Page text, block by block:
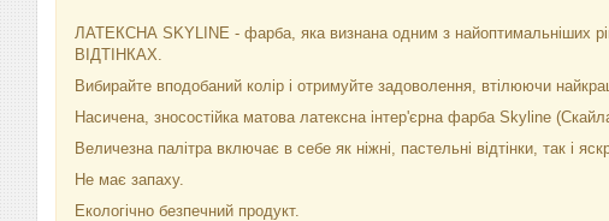
ЛАТЕКСНА SKYLINE - фарба, яка визнана одним з
ВІДТІНКАХ.
Вибирайте вподобаний колір і отримуйте задоволення, втілюючи
Насичена, зносостійка матова латексна інтер'єрна фарба Skyline
Величезна палітра включає в себе як ніжні, пастельні відтінки, так і
Не має запаху.
Екологічно безпечний продукт.